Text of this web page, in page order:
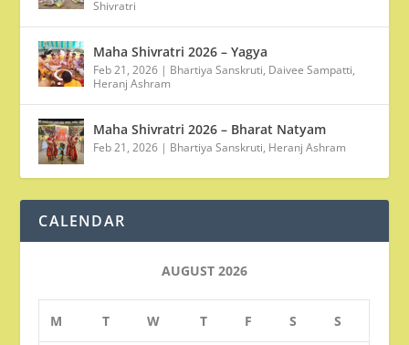
Shivratri
Maha Shivratri 2026 – Yagya
Feb 21, 2026 | Bhartiya Sanskruti, Daivee Sampatti,
Heranj Ashram
Maha Shivratri 2026 – Bharat Natyam
Feb 21, 2026 | Bhartiya Sanskruti, Heranj Ashram
CALENDAR
AUGUST 2026
M T W T F S S